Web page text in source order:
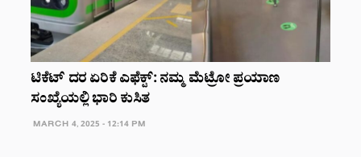
ಟಿಕೆಟ್ ದರ ಏರಿಕೆ ಎಫೆಕ್ಟ್: ನಮ್ಮ ಮೆಟ್ರೋ ಪ್ರಯಾಣ
ಸಂಖ್ಯೆಯಲ್ಲಿ ಭಾರಿ ಕುಸಿತ
MARCH 4, 2025 - 12:14 PM